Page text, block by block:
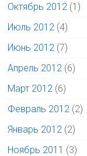
Октябрь 2012 (1)
Июль 2012 (4)
Июнь 2012 (7)
Апрель 2012 (6)
Март 2012 (6)
Февраль 2012 (2)
Январь 2012 (2)
Ноябрь 2011 (3)